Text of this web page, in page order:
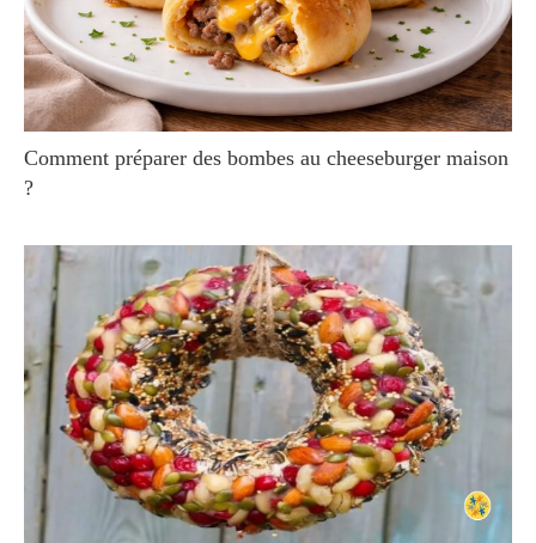
Comment préparer des bombes au cheeseburger maison
?